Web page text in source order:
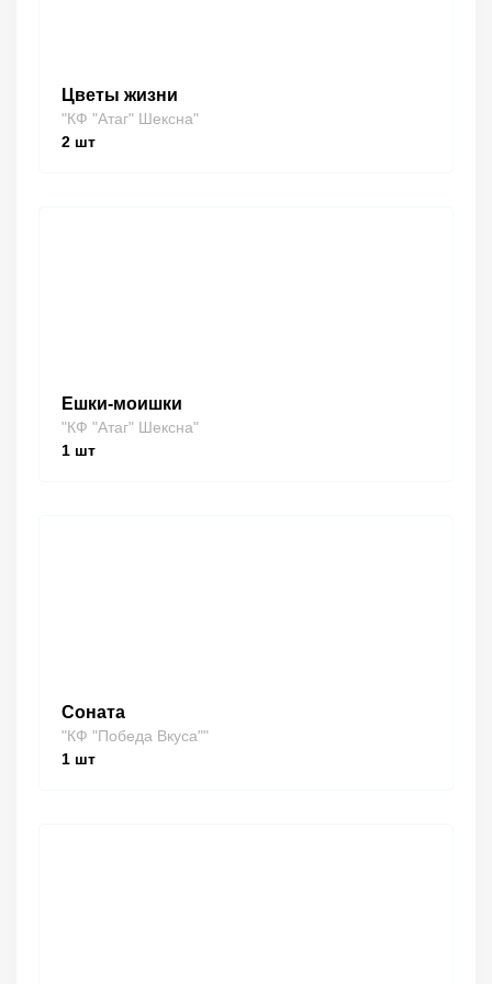
Цветы жизни
"КФ "Атаг" Шексна"
2 шт
Ешки-моишки
"КФ "Атаг" Шексна"
1 шт
Соната
"КФ "Победа Вкуса""
1 шт